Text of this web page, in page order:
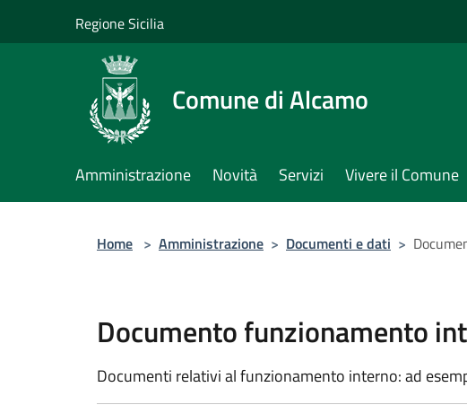
Regione Sicilia
Comune di Alcamo
Amministrazione Novità Servizi Vivere il Comune
Home > Amministrazione > Documenti e dati >
Documento funzionamento
Documenti relativi al funzionamento interno: ad